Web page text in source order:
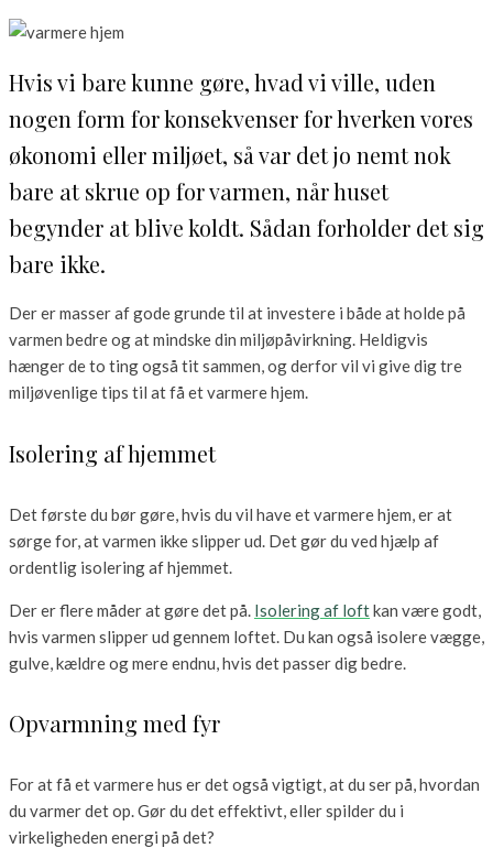
Hvis vi bare kunne gøre, hvad vi ville, uden
nogen form for konsekvenser for hverken vores
økonomi eller miljøet, så var det jo nemt nok
bare at skrue op for varmen, når huset
begynder at blive koldt. Sådan forholder det sig
bare ikke.
Der er masser af gode grunde til at investere i både at holde på
varmen bedre og at mindske din miljøpåvirkning. Heldigvis
hænger de to ting også tit sammen, og derfor vil vi give dig tre
miljøvenlige tips til at få et varmere hjem.
Isolering af hjemmet
Det første du bør gøre, hvis du vil have et varmere hjem, er at
sørge for, at varmen ikke slipper ud. Det gør du ved hjælp af
ordentlig isolering af hjemmet.
Der er flere måder at gøre det på. Isolering af loftkan være godt,
hvis varmen slipper ud gennem loftet. Du kan også isolere vægge,
gulve, kældre og mere endnu, hvis det passer dig bedre.
Opvarmning med fyr
For at få et varmere hus er det også vigtigt, at du ser på, hvordan
du varmer det op. Gør du det effektivt, eller spilder du i
virkeligheden energi på det?